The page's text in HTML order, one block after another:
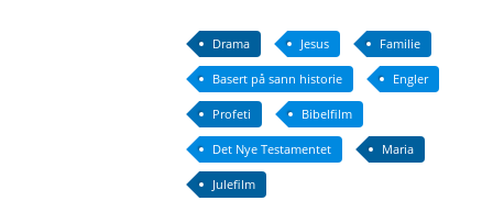
Drama Jesus Familie
Basert på sann historie Engler
Profeti Bibelfilm
Det Nye Testamentet Maria
Julefilm